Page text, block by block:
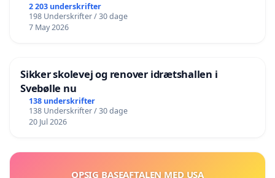
2 203 underskrifter
198 Underskrifter / 30 dage
7 May 2026
Sikker skolevej og renover idrætshallen i
Svebølle nu
138 underskrifter
138 Underskrifter / 30 dage
20 Jul 2026
OPSIG BASEAFTALEN MED USA